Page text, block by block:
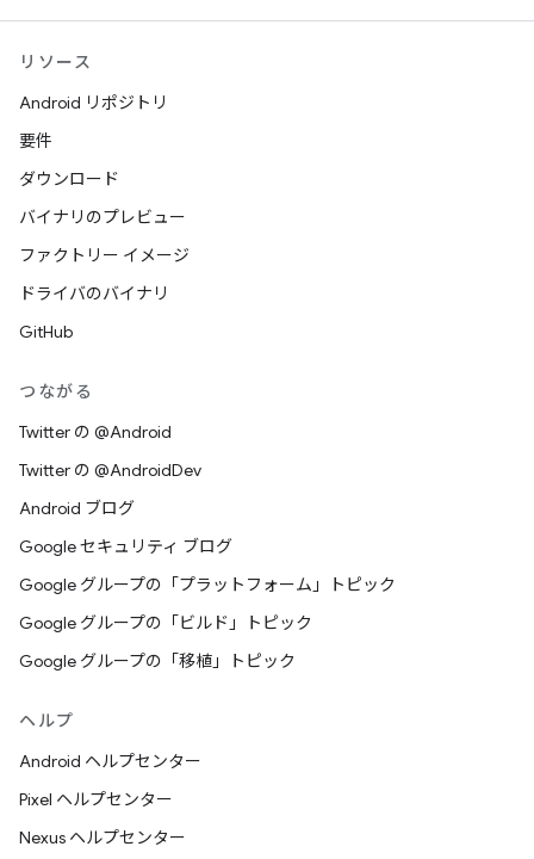
リソース
Android リポジトリ
要件
ダウンロード
バイナリのプレビュー
ファクトリー イメージ
ドライバのバイナリ
GitHub
つながる
Twitter の @Android
Twitter の @AndroidDev
Android ブログ
Google セキュリティ ブログ
Google グループの「プラットフォーム」トピック
Google グループの「ビルド」トピック
Google グループの「移植」トピック
ヘルプ
Android ヘルプセンター
Pixel ヘルプセンター
Nexus ヘルプセンター